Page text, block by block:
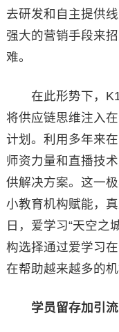
去研发和自主提供
强大的营销手段来
难。
在此形势下，K12
将供应链思维注入
计划。利用多年来
师资力量和直播技
供解决方案。这一
小教育机构赋能，
日，爱学习“天空之
构选择通过爱学习
在帮助越来越多的机
学员留存加引